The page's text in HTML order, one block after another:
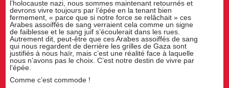
l’holocauste nazi, nous sommes maintenant retournés et
devrons vivre toujours par l’épée en la tenant bien
fermement, « parce que si notre force se relâchait » ces
Arabes assoiffés de sang verraient cela comme un signe
de faiblesse et le sang juif s’écoulerait dans les rues.
Autrement dit, peut-être que ces Arabes assoiffés de sang
qui nous regardent de derrière les grilles de Gaza sont
justifiés à nous haïr, mais c’est une réalité face à laquelle
nous n’avons pas le choix. C’est notre destin de vivre par
l’épée.
Comme c’est commode !